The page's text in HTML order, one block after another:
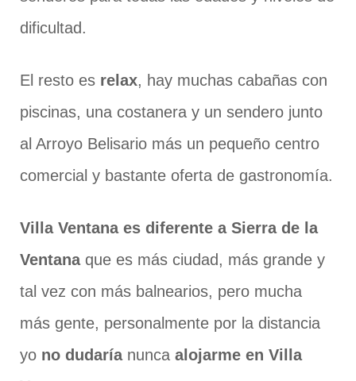
dificultad.
El resto es relax, hay muchas cabañas con
piscinas, una costanera y un sendero junto
al Arroyo Belisario más un pequeño centro
comercial y bastante oferta de gastronomía.
Villa Ventana es diferente a Sierra de la
Ventanaque es más ciudad, más grande y
tal vez con más balnearios, pero mucha
más gente, personalmente por la distancia
yo no dudaríanunca alojarme en Villa